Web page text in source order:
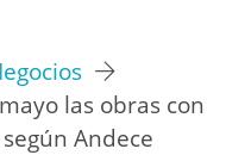
las obras con
Andece